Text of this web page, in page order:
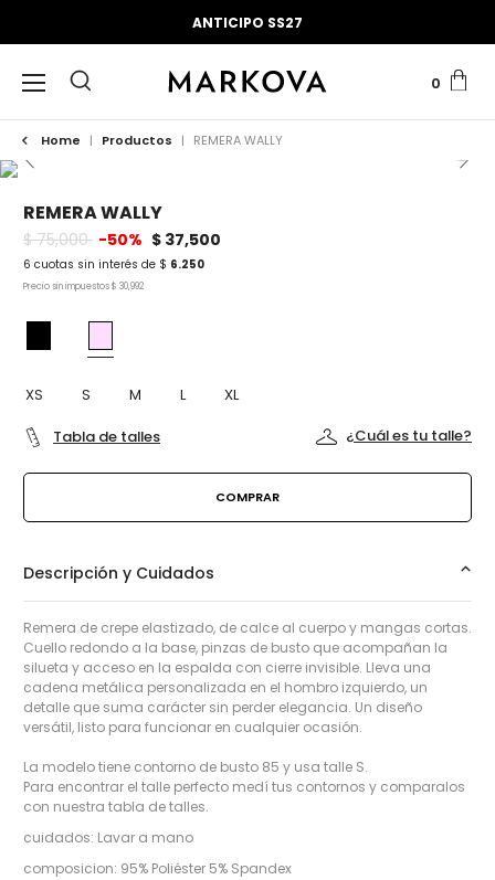
ANTICIPO SS27
0
Home | Productos | REMERA WALLY
REMERA WALLY
$ 75,000 -50% $ 37,500
6 cuotas sin interés de $ 6.250
Precio sin impuestos$ 30,992
XS S M L
XL
Tabla de talles
¿Cuál es tu talle?
Descripción y Cuidados
Remera de crepe elastizado, de calce al cuerpo y mangas cortas.
Cuello redondo a la base, pinzas de busto que acompañan la
silueta y acceso en la espalda con cierre invisible. Lleva una
cadena metálica personalizada en el hombro izquierdo, un
detalle que suma carácter sin perder elegancia. Un diseño
versátil, listo para funcionar en cualquier ocasión.
La modelo tiene contorno de busto 85 y usa talle S.
Para encontrar el talle perfecto medí tus contornos y comparalos
con nuestra tabla de talles.
cuidados: Lavar a mano
composicion: 95% Poliéster 5% Spandex